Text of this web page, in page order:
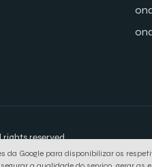
reserved.
da Google para disponibilizar os